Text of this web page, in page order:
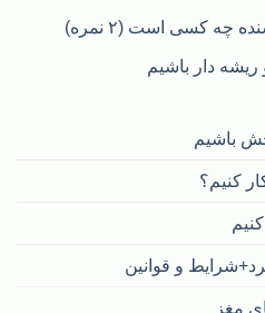
کسی است (۲ نمره)
دار باشیم
باشیم
کنیم؟
و قوانین
مغز